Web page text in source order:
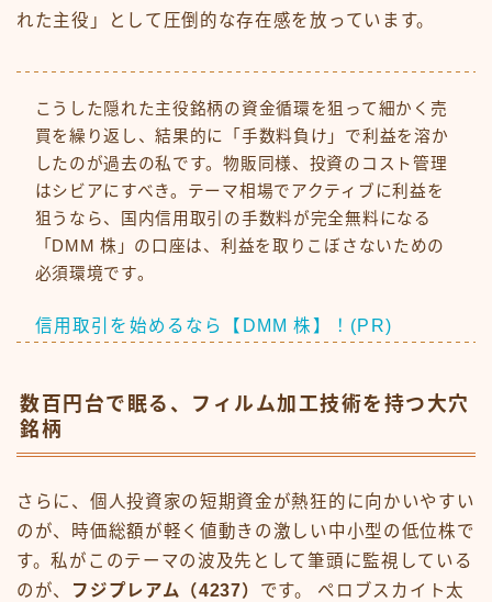
れた主役」として圧倒的な存在感を放っています。
こうした隠れた主役銘柄の資金循環を狙って細かく売
買を繰り返し、結果的に「手数料負け」で利益を溶か
したのが過去の私です。物販同様、投資のコスト管理
はシビアにすべき。テーマ相場でアクティブに利益を
狙うなら、国内信用取引の手数料が完全無料になる
「DMM 株」の口座は、利益を取りこぼさないための
必須環境です。
信用取引を始めるなら【DMM 株】！(PR)
数百円台で眠る、フィルム加工技術を持つ大穴
銘柄
さらに、個人投資家の短期資金が熱狂的に向かいやすい
のが、時価総額が軽く値動きの激しい中小型の低位株で
す。私がこのテーマの波及先として筆頭に監視している
のが、
フジプレアム（4237） です。 ペロブスカイト太